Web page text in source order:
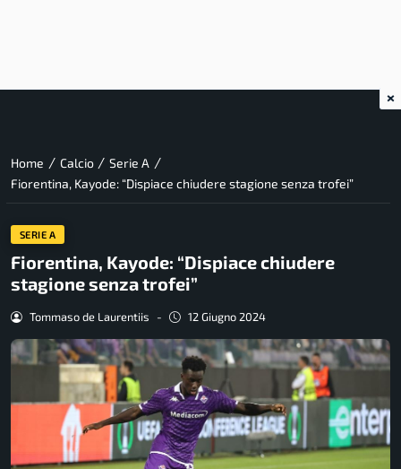
Home / Calcio / Serie A /
Fiorentina, Kayode: “Dispiace chiudere stagione senza trofei”
SERIE A
Fiorentina, Kayode: “Dispiace chiudere
stagione senza trofei”
Tommaso de Laurentiis - 12 Giugno 2024
×